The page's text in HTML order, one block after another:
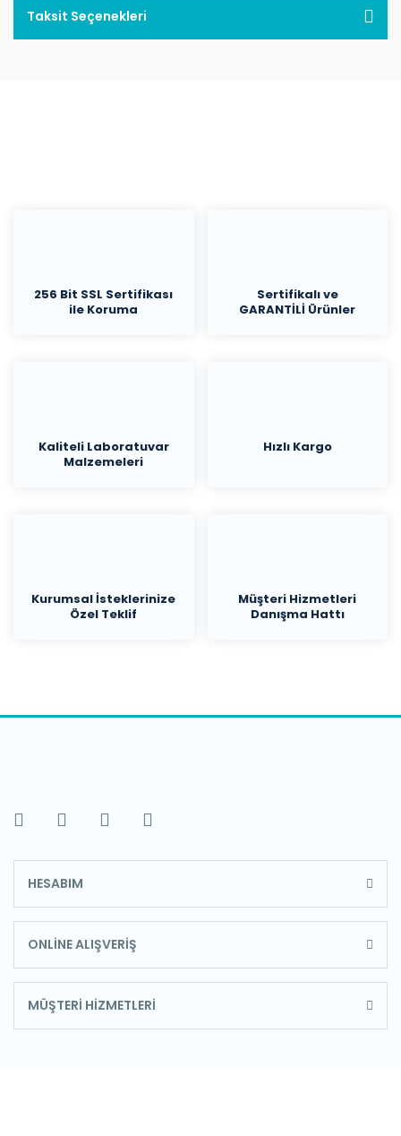
Taksit Seçenekleri
256 Bit SSL Sertifikası
ile Koruma
Sertifikalı ve
GARANTİLİ Ürünler
Kaliteli Laboratuvar
Malzemeleri
Hızlı Kargo
Kurumsal İsteklerinize
Özel Teklif
Müşteri Hizmetleri
Danışma Hattı
HESABIM
ONLİNE ALIŞVERİŞ
MÜŞTERİ HİZMETLERİ